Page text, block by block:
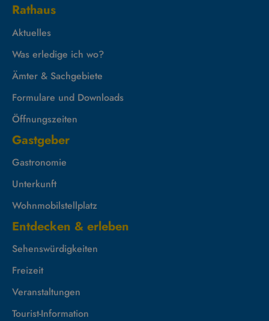
Rathaus
Aktuelles
Was erledige ich wo?
Ämter & Sachgebiete
Formulare und Downloads
Öffnungszeiten
Gastgeber
Gastronomie
Unterkunft
Wohnmobilstellplatz
Entdecken & erleben
Sehenswürdigkeiten
Freizeit
Veranstaltungen
Tourist-Information